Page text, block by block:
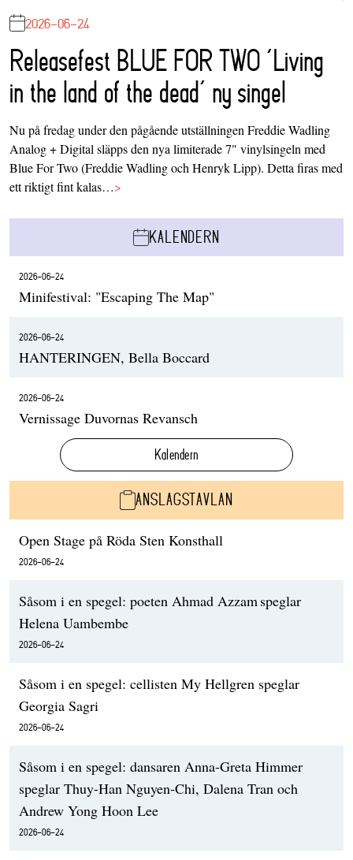
2026-06-24
Releasefest BLUE FOR TWO ‘Living
in the land of the dead’ ny singel
Nu på fredag under den pågående utställningen Freddie Wadling
Analog + Digital släpps den nya limiterade 7" vinylsingeln med
Blue For Two (Freddie Wadling och Henryk Lipp). Detta firas med
ett riktigt fint kalas…>
KALENDERN
2026-06-24
Minifestival: "Escaping The Map"
2026-06-24
HANTERINGEN, Bella Boccard
2026-06-24
Vernissage Duvornas Revansch
Kalendern
ANSLAGSTAVLAN
Open Stage på Röda Sten Konsthall
2026-06-24
Såsom i en spegel: poeten Ahmad Azzam speglar
Helena Uambembe
2026-06-24
Såsom i en spegel: cellisten My Hellgren speglar
Georgia Sagri
2026-06-24
Såsom i en spegel: dansaren Anna-Greta Himmer
speglar Thuy-Han Nguyen-Chi, Dalena Tran och
Andrew Yong Hoon Lee
2026-06-24